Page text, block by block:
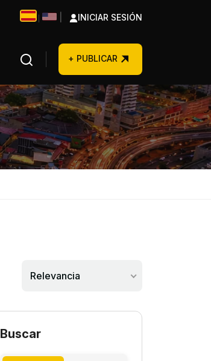
INICIAR SESIÓN
+ PUBLICAR
Relevancia
Buscar